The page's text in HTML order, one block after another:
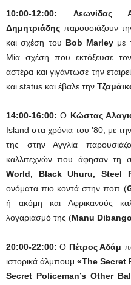
10:00-12:00: Λεωνίδας
Δημητριάδης παρουσιάζουν
και σχέση του Bob Marley με
Μία σχέση που εκτόξευσε
αστέρα και γιγάντωσε την
και status και έβαλε την
14:00-16:00:Ο Κώστας
Island στα χρόνια του ’80, με
της στην Αγγλία
καλλιτεχνών που άφησαν τη
World, Black Uhuru, Steel
ονόματα πιο κοντά στην ποπ (
ή ακόμη και Αφρικανούς
λογαριασμό της (Manu
20:00-22:00:Ο Πέτρος Αδάμ
ιστορικά άλμπουμ «The Secret
Secret Policeman’s Other